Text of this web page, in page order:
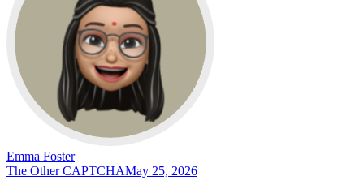
Emma Foster
The Other CAPTCHAMay 25, 2026